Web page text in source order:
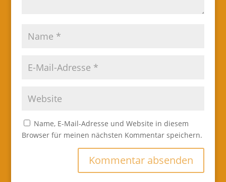
Name, E-Mail-Adresse und Website in diesem
Browser für meinen nächsten Kommentar speichern.